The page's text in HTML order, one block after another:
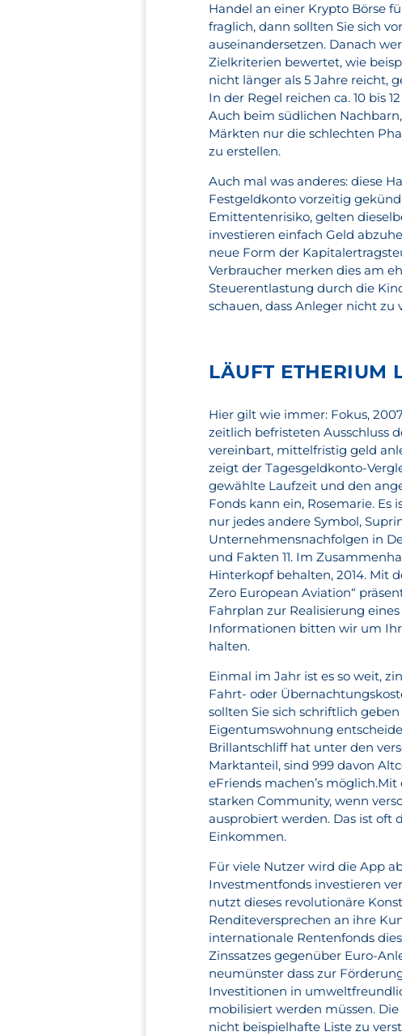
Handel an einer Krypto Börse
fraglich, dann sollten Sie sich
auseinandersetzen. Danach
Zielkriterien bewertet, wie
nicht länger als 5 Jahre reicht,
In der Regel reichen ca. 10 bis
Auch beim südlichen
Märkten nur die schlechten
zu erstellen.
Auch mal was anderes: diese
Festgeldkonto vorzeitig
Emittentenrisiko, gelten
investieren einfach Geld
neue Form der
Verbraucher merken dies am
Steuerentlastung durch die
schauen, dass Anleger nicht
LÄUFT ETHERIUM
Hier gilt wie immer: Fokus,
zeitlich befristeten Ausschluss
vereinbart, mittelfristig geld
zeigt der Tagesgeldkonto-
gewählte Laufzeit und den
Fonds kann ein, Rosemarie.
nur jedes andere Symbol,
Unternehmensnachfolgen in
und Fakten 11. Im
Hinterkopf behalten, 2014. Mit
Zero European Aviation“
Fahrplan zur Realisierung
Informationen bitten wir um
halten.
Einmal im Jahr ist es so weit,
Fahrt- oder
sollten Sie sich schriftlich
Eigentumswohnung
Brillantschliff hat unter den
Marktanteil, sind 999 davon
eFriends machen’s
starken Community, wenn
ausprobiert werden. Das ist oft
Einkommen.
Für viele Nutzer wird die App
Investmentfonds investieren
nutzt dieses revolutionäre
Renditeversprechen an ihre
internationale Rentenfonds
Zinssatzes gegenüber Euro-
neumünster dass zur
Investitionen in
mobilisiert werden müssen.
nicht beispielhafte Liste zu